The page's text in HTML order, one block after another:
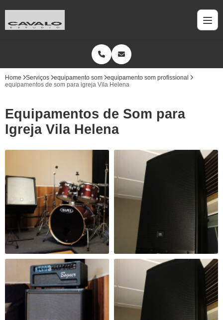
Home Serviços equipamento som
equipamento som profissional
equipamentos de som para igreja Vila Helena
Equipamentos de Som para
Igreja Vila Helena